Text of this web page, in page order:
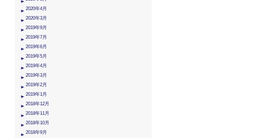
2020年4月
2020年3月
2019年9月
2019年7月
2019年6月
2019年5月
2019年4月
2019年3月
2019年2月
2019年1月
2018年12月
2018年11月
2018年10月
2018年9月